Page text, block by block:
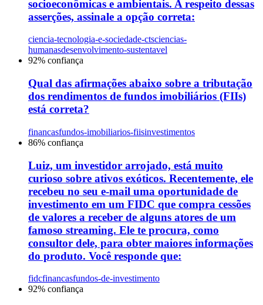
socioeconômicas e ambientais. A respeito dessas
asserções, assinale a opção correta:
ciencia-tecnologia-e-sociedade-ctsciencias-
humanasdesenvolvimento-sustentavel
92% confiança
Qual das afirmações abaixo sobre a tributação
dos rendimentos de fundos imobiliários (FIIs)
está correta?
financasfundos-imobiliarios-fiisinvestimentos
86% confiança
Luiz, um investidor arrojado, está muito
curioso sobre ativos exóticos. Recentemente, ele
recebeu no seu e-mail uma oportunidade de
investimento em um FIDC que compra cessões
de valores a receber de alguns atores de um
famoso streaming. Ele te procura, como
consultor dele, para obter maiores informações
do produto. Você responde que:
fidcfinancasfundos-de-investimento
92% confiança